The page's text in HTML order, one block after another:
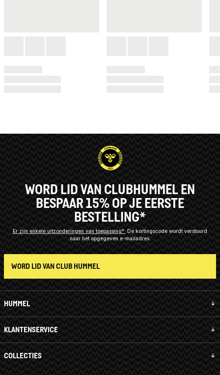
HUMMEL
KLANTENSERVICE
COLLECTIES
WORD LID VAN CLUBHUMMEL EN
BESPAAR 15% OP JE EERSTE
BESTELLING*
Er zijn enkele uitzonderingen van toepassing*
De kortingscode wordt verstuurd
naar het opgegeven e-mailadres.
WORD LID VAN CLUB HUMMEL